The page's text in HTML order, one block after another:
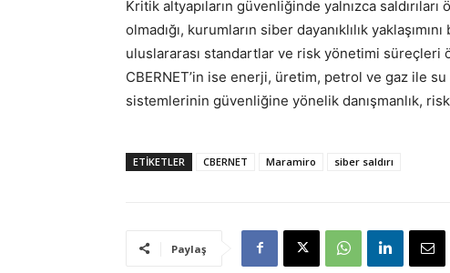
Kritik altyapıların güvenliğinde yalnızca
olmadığı, kurumların siber dayanıklılık
uluslararası standartlar ve risk yönetimi süreçleri
CBERNET’in ise enerji, üretim, petrol ve gaz ile
sistemlerinin güvenliğine yönelik danışmanlık,
ETİKETLER CBERNET Maramiro siber saldırı
Paylaş